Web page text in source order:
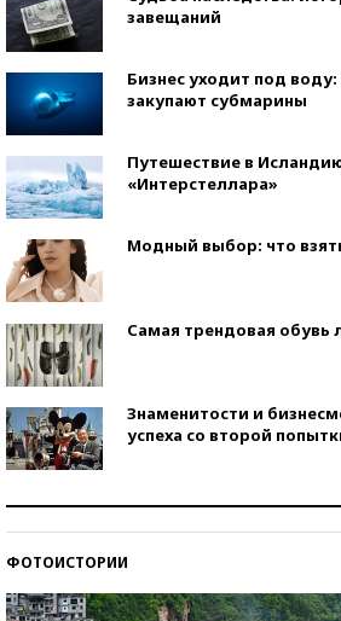
завещаний
Бизнес уходит под
закупают субмарины
Путешествие в
«Интерстеллара»
Модный выбор: что
Самая трендовая обувь
Знаменитости и
успеха со второй
ФОТОИСТОРИИ